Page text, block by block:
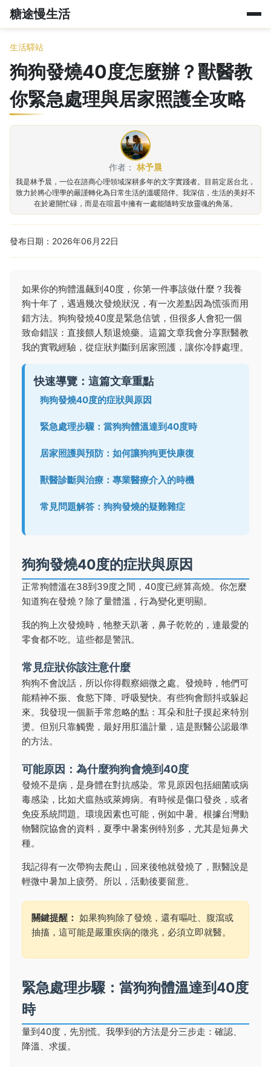
糖途慢生活
生活驛站
狗狗發燒40度怎麼辦？獸醫教
你緊急處理與居家照護全攻略
作者： 林予晨
我是林予晨，一位在諮商心理領域深耕多年的文字實踐者。目前定居台北，
致力於將心理學的嚴謹轉化為日常生活的溫暖陪伴。我深信，生活的美好不
在於避開忙碌，而是在喧囂中擁有一處能隨時安放靈魂的角落。
發布日期：2026年06月22日
如果你的狗體溫飆到40度，你第一件事該做什麼？我養
狗十年了，遇過幾次發燒狀況，有一次差點因為慌張而用
錯方法。狗狗發燒40度是緊急信號，但很多人會犯一個
致命錯誤：直接餵人類退燒藥。這篇文章我會分享獸醫教
我的實戰經驗，從症狀判斷到居家照護，讓你冷靜處理。
快速導覽：這篇文章重點
狗狗發燒40度的症狀與原因
緊急處理步驟：當狗狗體溫達到40度時
居家照護與預防：如何讓狗狗更快康復
獸醫診斷與治療：專業醫療介入的時機
常見問題解答：狗狗發燒的疑難雜症
狗狗發燒40度的症狀與原因
正常狗體溫在38到39度之間，40度已經算高燒。你怎麼
知道狗在發燒？除了量體溫，行為變化更明顯。
我的狗上次發燒時，牠整天趴著，鼻子乾乾的，連最愛的
零食都不吃。這些都是警訊。
常見症狀你該注意什麼
狗狗不會說話，所以你得觀察細微之處。發燒時，牠們可
能精神不振、食慾下降、呼吸變快。有些狗會顫抖或躲起
來。我發現一個新手常忽略的點：耳朵和肚子摸起來特別
燙。但別只靠觸覺，最好用肛溫計量，這是獸醫公認最準
的方法。
可能原因：為什麼狗狗會燒到40度
發燒不是病，是身體在對抗感染。常見原因包括細菌或病
毒感染，比如犬瘟熱或萊姆病。有時候是傷口發炎，或者
免疫系統問題。環境因素也可能，例如中暑。根據台灣動
物醫院協會的資料，夏季中暑案例特別多，尤其是短鼻犬
種。
我記得有一次帶狗去爬山，回來後牠就發燒了，獸醫說是
輕微中暑加上疲勞。所以，活動後要留意。
關鍵提醒： 如果狗狗除了發燒，還有嘔吐、腹瀉或
抽搐，這可能是嚴重疾病的徵兆，必須立即就醫。
緊急處理步驟：當狗狗體溫達到40度
時
量到40度，先別慌。我學到的方法是分三步走：確認、
降溫、求援。